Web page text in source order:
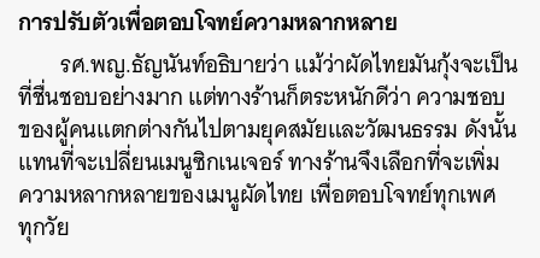
การปรับตัวเพื่อตอบโจทย์ความหลากหลาย
รศ.พญ.ธัญนันท์อธิบายว่า แม้ว่าผัดไทยมันกุ้งจะเป็น
ที่ชื่นชอบอย่างมาก แต่ทางร้านก็ตระหนักดีว่า ความชอบ
ของผู้คนแตกต่างกันไปตามยุคสมัยและวัฒนธรรม ดังนั้น
แทนที่จะเปลี่ยนเมนูซิกเนเจอร์ ทางร้านจึงเลือกที่จะเพิ่ม
ความหลากหลายของเมนูผัดไทย เพื่อตอบโจทย์ทุกเพศ
ทุกวัย